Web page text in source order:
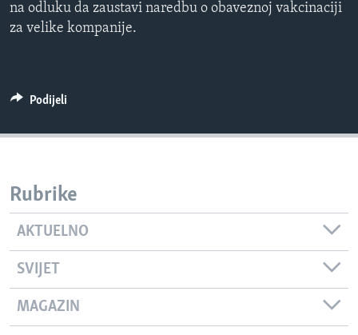
na odluku da zaustavi naredbu o obaveznoj vakcinaciji
za velike kompanije.
Podijeli
Rubrike
AKTUELNO
SVIJET
MAGAZIN